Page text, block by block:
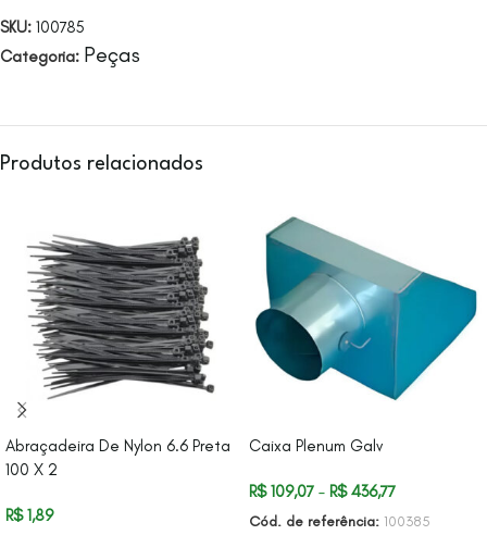
SKU: 100785
Categoria: Peças
Produtos relacionados
Abraçadeira De Nylon 6.6 Preta
100 X 2
R$1,89
Caixa Plenum Galv
R$109,07 – R$436,77
Cód. de referência: 100385